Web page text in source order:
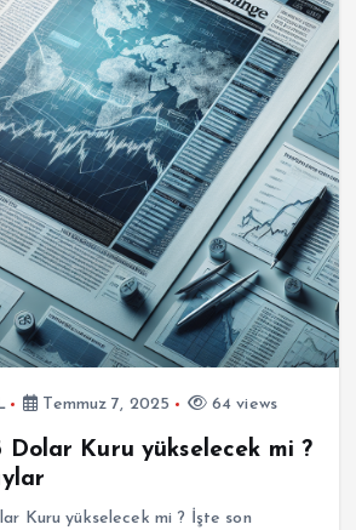
Temmuz 7, 2025 64 views
Dolar Kuru yükselecek mi ?
Kuru yükselecek mi ? İşte son